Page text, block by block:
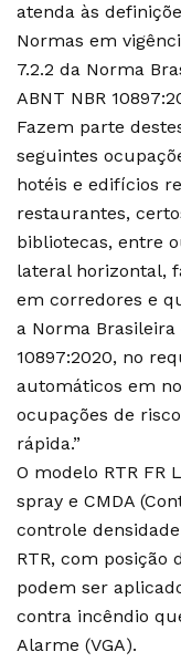
atenda às
Normas em
7.2.2 da Norma
ABNT NBR
Fazem parte
seguintes
hotéis e edifícios
restaurantes,
bibliotecas, entre
lateral horizontal,
em corredores e
a Norma Brasileira
10897:2020, no
automáticos em
ocupações de
rápida.”
O modelo RTR FR
spray e CMDA
controle
RTR, com
podem ser
contra incêndio
Alarme (VGA).